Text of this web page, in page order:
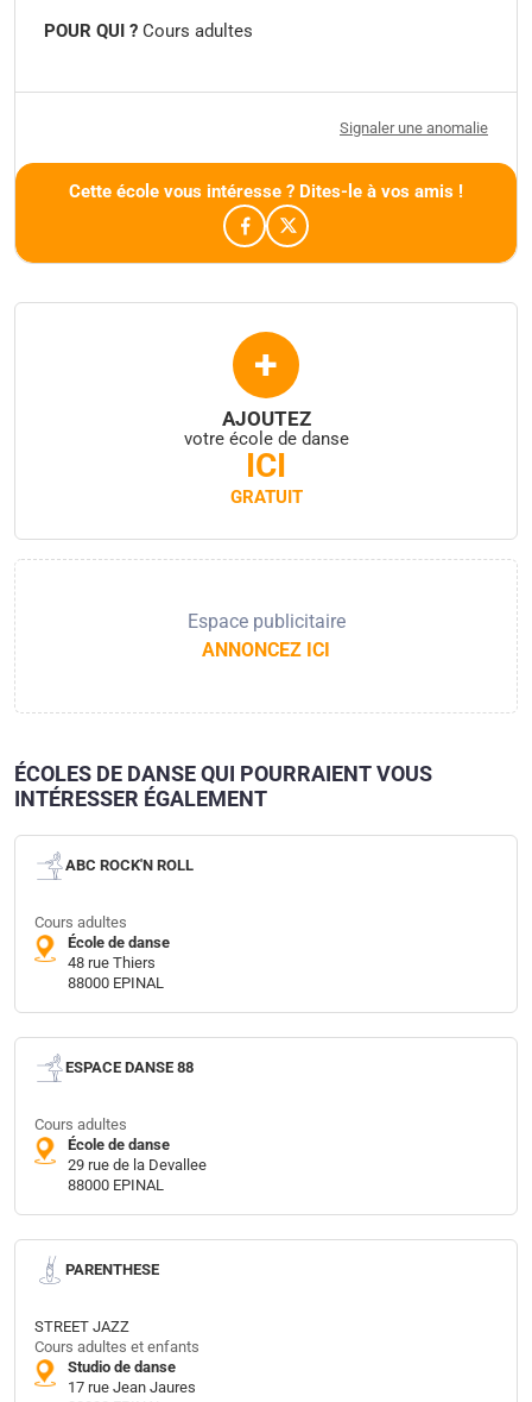
POUR QUI ? Cours adultes
Signaler une anomalie
Cette école vous intéresse ? Dites-le à vos amis !
+
AJOUTEZ
votre école de danse
ICI
GRATUIT
Espace publicitaire
ANNONCEZ ICI
ÉCOLES DE DANSE QUI POURRAIENT VOUS
INTÉRESSER ÉGALEMENT
ABC ROCK'N ROLL
Cours adultes
École de danse
48 rue Thiers
88000 EPINAL
ESPACE DANSE 88
Cours adultes
École de danse
29 rue de la Devallee
88000 EPINAL
PARENTHESE
STREET JAZZ
Cours adultes et enfants
Studio de danse
17 rue Jean Jaures